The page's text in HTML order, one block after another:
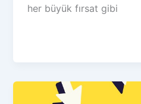
her büyük fırsat gibi